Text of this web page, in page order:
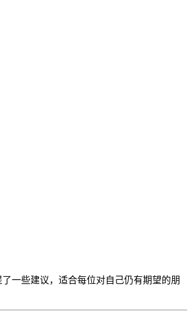
一些建议，适合每位对自己仍有期望的朋